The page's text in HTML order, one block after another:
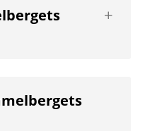
nästa